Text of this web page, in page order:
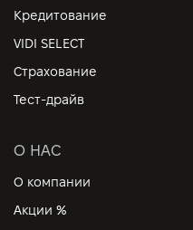
Кредитование
VIDI SELECT
Страхование
Тест-драйв
О НАС
О компании
Акции %